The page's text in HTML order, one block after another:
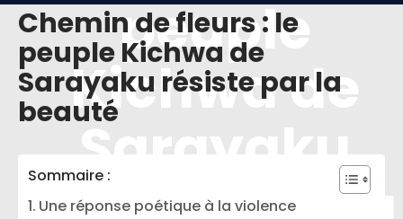
peuple
Kichwa de
Sarayaku
Chemin de fleurs : le
peuple Kichwa de
Sarayaku résiste par la
beauté
Sommaire :
Une réponse poétique à la violence